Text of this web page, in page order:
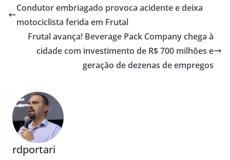
Condutor embriagado provoca acidente e deixa
motociclista ferida em Frutal
Frutal avança! Beverage Pack Company chega à
cidade com investimento de R$ 700 milhões e
geração de dezenas de empregos
rdportari